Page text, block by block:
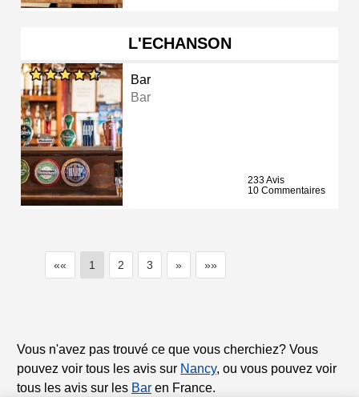
L'ECHANSON
Bar
Bar
233 Avis
10 Commentaires
«« 1 2 3 » »»
Vous n'avez pas trouvé ce que vous cherchiez? Vous
pouvez voir tous les avis sur Nancy, ou vous pouvez voir
tous les avis sur les Bar en France.